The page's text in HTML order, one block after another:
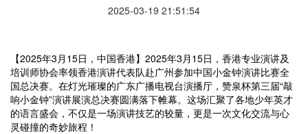
2025-03-19 21:51:54
【2025年3月15日，中国香港】2025年3月15日，香港专业演讲及
培训师协会率领香港演讲代表队赴广州参加中国小金钟演讲比赛全
国总决赛。在灯光璀璨的广东广播电视台演播厅，赞泉杯第三届“敲
响小金钟”演讲展演总决赛圆满落下帷幕。这场汇聚了各地少年英才
的语言盛会，不仅是一场演讲技艺的较量，更是一次文化交流与心
灵碰撞的奇妙旅程！